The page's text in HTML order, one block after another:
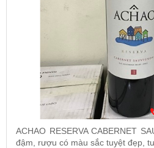
ACHAO RESERVA CABERNET
đậm, rượu có màu sắc tuyệt đẹp,